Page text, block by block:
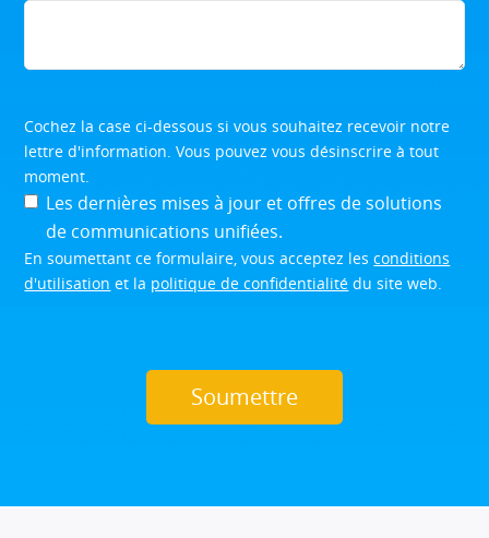
Cochez la case ci-dessous si vous souhaitez recevoir notre
lettre d'information. Vous pouvez vous désinscrire à tout
moment.
Les dernières mises à jour et offres de solutions
de communications unifiées.
En soumettant ce formulaire, vous acceptez lesconditions
d'utilisation et la politique de confidentialité du site web.